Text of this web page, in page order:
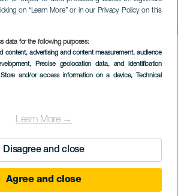
on “Learn More” or in our Privacy Policy on this
data for the following purposes:
content, advertising and content measurement, audience
, Precise geolocation data, and identification
and/or access information on a device, Technical
Learn More →
Disagree and close
Agree and close
Thomas Noone